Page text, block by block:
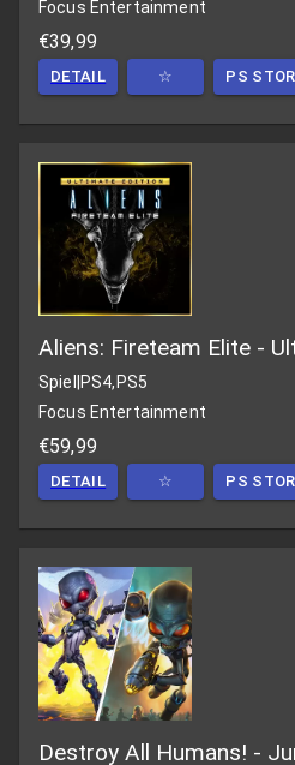
Focus Entertainment
€39,99
DETAIL ☆ PS
Aliens: Fireteam Elite -
Spiel
PS4,PS5
Focus Entertainment
€59,99
DETAIL ☆ PS
Destroy All Humans! -